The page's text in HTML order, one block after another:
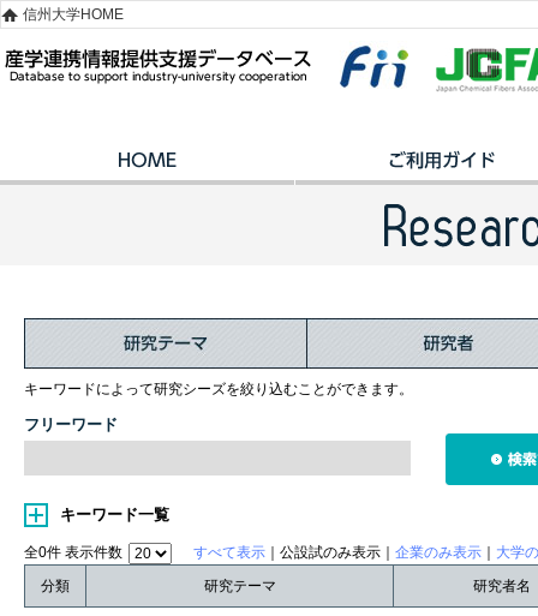
信州大学HOME
キーワードによって研究シーズを絞り込むことができます。
フリーワード
キーワード一覧
全0件 表示件数 すべて表示 ｜公設試のみ表示｜ 企業のみ表示
大学
分類
研究テーマ 研究者名